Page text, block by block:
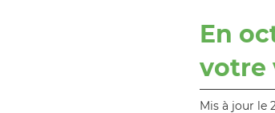
En
votre
Mis à jour le